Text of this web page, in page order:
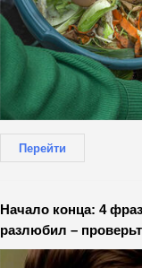
Перейти
Начало конца: 4
разлюбил –